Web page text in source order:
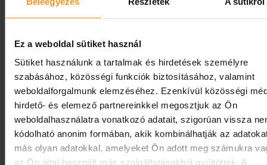
Ez a weboldal sütiket használ
Sütiket használunk a tartalmak és hirdetések személyre
szabásához, közösségi funkciók biztosításához, valamint
weboldalforgalmunk elemzéséhez. Ezenkívül közösségi
hirdető- és elemező partnereinkkel megosztjuk az Ön
weboldalhasználatra vonatkozó adatait, szigorúan vissza
kódolható anonim formában, akik kombinálhatják az
más olyan adatokkal, amelyeket Ön adott meg számukra
az Ön által használt más szolgáltatásokból gyűjtöttek. A
Szállodai videók megtekintése